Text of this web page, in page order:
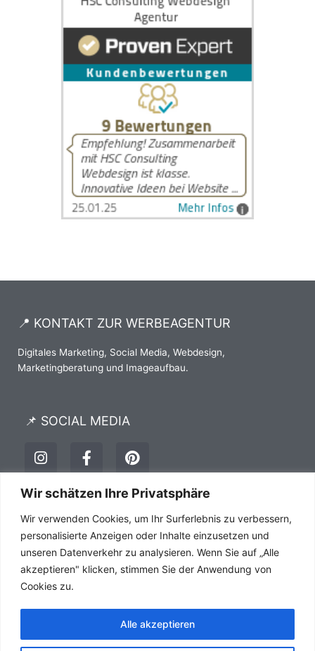
Wir schätzen Ihre Privatsphäre
Wir verwenden Cookies, um Ihr Surferlebnis zu verbessern,
personalisierte Anzeigen oder Inhalte einzusetzen und
unseren Datenverkehr zu analysieren. Wenn Sie auf „Alle
akzeptieren" klicken, stimmen Sie der Anwendung von
Cookies zu.
Alle akzeptieren
📍 KONTAKT ZUR WERBEAGENTUR
Digitales Marketing, Social Media, Webdesign,
Marketingberatung und Imageaufbau.
📌 SOCIAL MEDIA
I
n
s
t
g
r
a
m
F
a
c
e
o
o
k
-
P
i
n
t
r
e
s
t